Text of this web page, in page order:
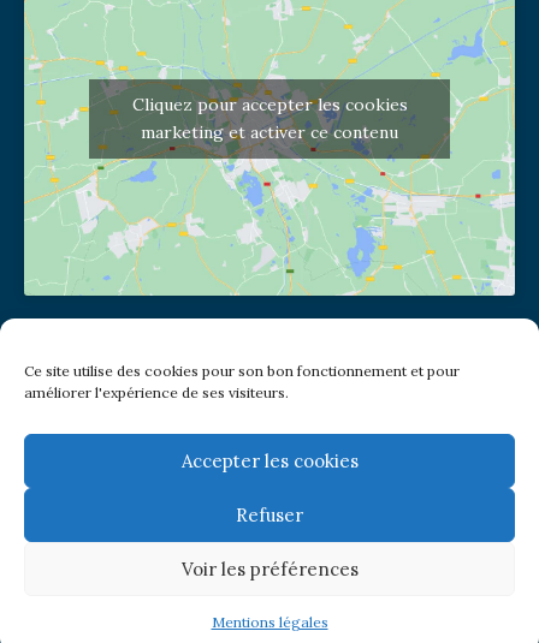
Ce site utilise des cookies pour son bon fonctionnement et pour
améliorer l'expérience de ses visiteurs.
Accepter les cookies
Refuser
Voir les préférences
Mentions légales
Cliquez pour accepter les cookies
marketing et activer ce contenu
(pas de courrier à cette adresse)
2 place Jules Joffrin - 75018
Metro: Jules Joffrin ou Simplon
Bus : Mairie du XVIII
Newsletter
© Paroisse Notre-Dame de Clignancourt